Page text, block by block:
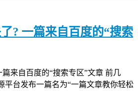
? 一篇来自百度的“搜索
篇来自百度的“搜索专区”文章 前几
平台发布一篇名为“一篇文章教你轻松